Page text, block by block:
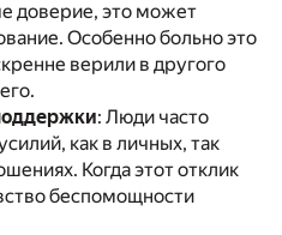
доверие, это может
Особенно больно это
верили в другого
: Люди часто
как в личных, так
Когда этот отклик
беспомощности